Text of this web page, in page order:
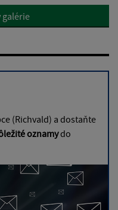
galérie
(Richvald) a dostaňte
oznamydo